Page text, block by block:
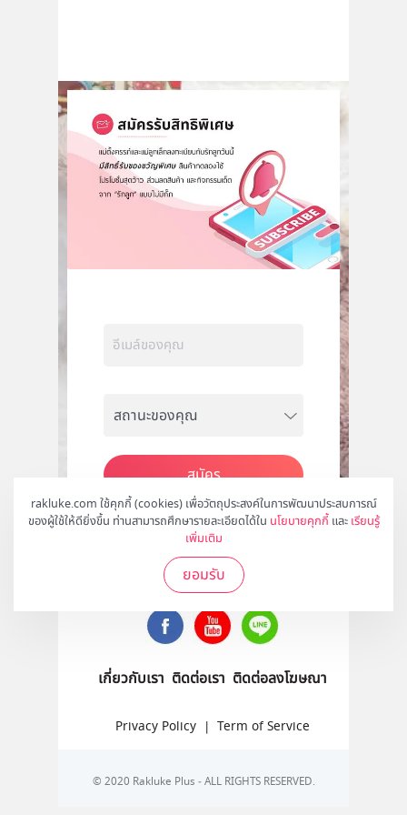
rakluke.com ใช้คุกกี้ (cookies) เพื่อวัตถุประสงค์ในการพัฒนาประสบการณ์
ของผู้ใช้ให้ดียิ่งขึ้น ท่านสามารถศึกษารายละเอียดได้ใน นโยบายคุกกี้ และ เรียนรู้
เพิ่มเติม
ยอมรับ
สมัคร
ติดตามเราได้ที่
เกี่ยวกับเรา ติดต่อเรา ติดต่อลงโฆษณา
Privacy Policy | Term of Service
© 2020 Rakluke Plus - ALL RIGHTS RESERVED.